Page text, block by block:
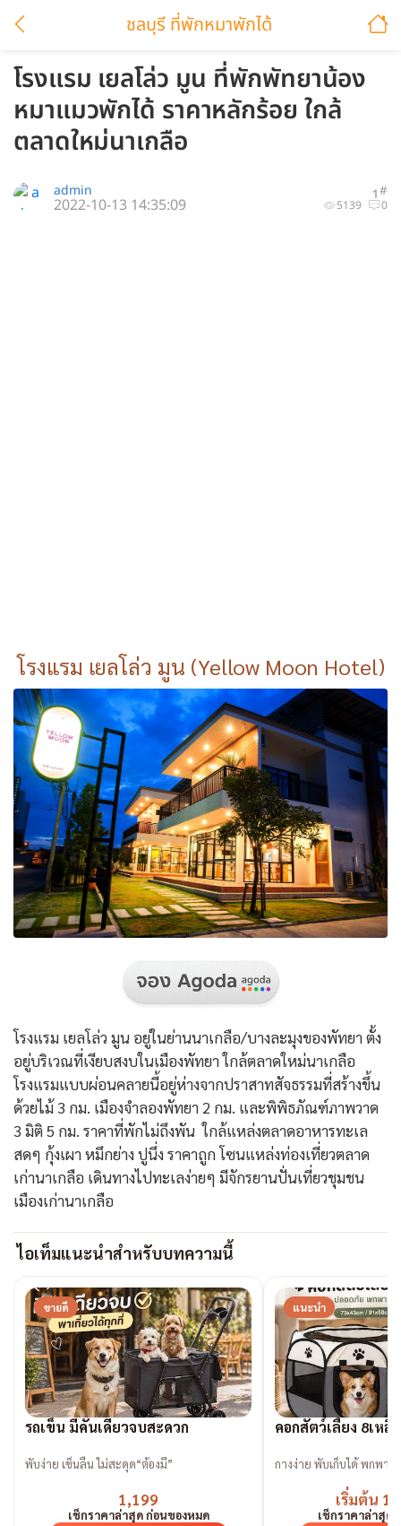
ชลบุรี ที่พักหมาพักได้
โรงแรม เยลโล่ว มูน ที่พักพัทยาน้อง
หมาแมวพักได้ ราคาหลักร้อย ใกล้
ตลาดใหม่นาเกลือ
1#
admin
5139 0
2022-10-13 14:35:09
โรงแรม เยลโล่ว มูน (Yellow Moon Hotel)
โรงแรม เยลโล่ว มูน อยู่ในย่านนาเกลือ/บางละมุงของพัทยา ตั้ง
อยู่บริเวณที่เงียบสงบในเมืองพัทยา ใกล้ตลาดใหม่นาเกลือ
โรงแรมแบบผ่อนคลายนี้อยู่ห่างจากปราสาทสัจธรรมที่สร้างขึ้น
ด้วยไม้ 3 กม. เมืองจำลองพัทยา 2 กม. และพิพิธภัณฑ์ภาพวาด
3 มิติ 5 กม. ราคาที่พักไม่ถึงพัน ใกล้แหล่งตลาดอาหารทะเล
สดๆ กุ้งเผา หมึกย่าง ปูนึ่ง ราคาถูก โซนแหล่งท่องเที่ยวตลาด
เก่านาเกลือ เดินทางไปทะเลง่ายๆ มีจักรยานปั่นเที่ยวชุมชน
เมืองเก่านาเกลือ
ไอเท็มแนะนำสำหรับบทความนี้
ขายดี
รถเข็น มีคันเดียวจบสะดวก
พับง่าย เข็นลื่น ไม่สะดุด“ต้องมี”
1,199
เช็กราคาล่าสุด ก่อนของหมด
แนะนำ
คอกสัตว์เลี้ยง 8เห
กางง่าย พับเก็
เริ่มต้น
เช็กราคาล่าสุด